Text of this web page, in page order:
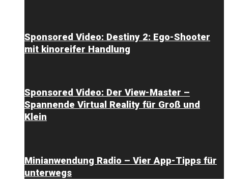
Sponsored Video: Destiny 2: Ego-Shooter
mit kinoreifer Handlung
Sponsored Video: Der View-Master –
Spannende Virtual Reality für Groß und
Klein
Minianwendung Radio – Vier App-Tipps für
unterwegs